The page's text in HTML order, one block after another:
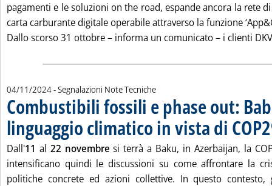
pagamenti e le soluzioni on the road, espande ancora la rete
carta carburante digitale operabile attraverso la funzione
Dallo scorso 31 ottobre – informa un comunicato – i clienti
04/11/2024- Segnalazioni Note Tecniche
Combustibili fossili e phase out:
linguaggio climatico in vista di
Dall'11 al 22 novembre si terrà a Baku, in Azerbaijan, la
intensificano quindi le discussioni su come affrontare la
politiche concrete ed azioni collettive. In questo